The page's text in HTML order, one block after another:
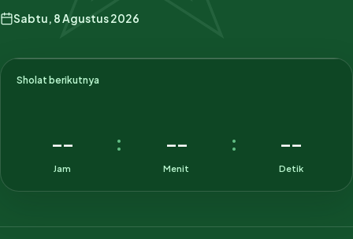
Sabtu, 8 Agustus 2026
Sholat berikutnya
--
Jam
: --
Menit
: --
Detik